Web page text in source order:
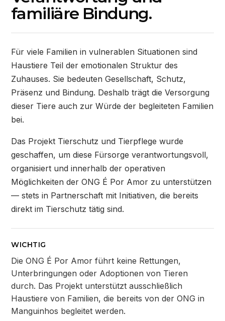
familiäre Bindung.
Für viele Familien in vulnerablen Situationen sind
Haustiere Teil der emotionalen Struktur des
Zuhauses. Sie bedeuten Gesellschaft, Schutz,
Präsenz und Bindung. Deshalb trägt die Versorgung
dieser Tiere auch zur Würde der begleiteten Familien
bei.
Das Projekt Tierschutz und Tierpflege wurde
geschaffen, um diese Fürsorge verantwortungsvoll,
organisiert und innerhalb der operativen
Möglichkeiten der ONG É Por Amor zu unterstützen
— stets in Partnerschaft mit Initiativen, die bereits
direkt im Tierschutz tätig sind.
WICHTIG
Die ONG É Por Amor führt keine Rettungen,
Unterbringungen oder Adoptionen von Tieren
durch. Das Projekt unterstützt ausschließlich
Haustiere von Familien, die bereits von der ONG in
Manguinhos begleitet werden.